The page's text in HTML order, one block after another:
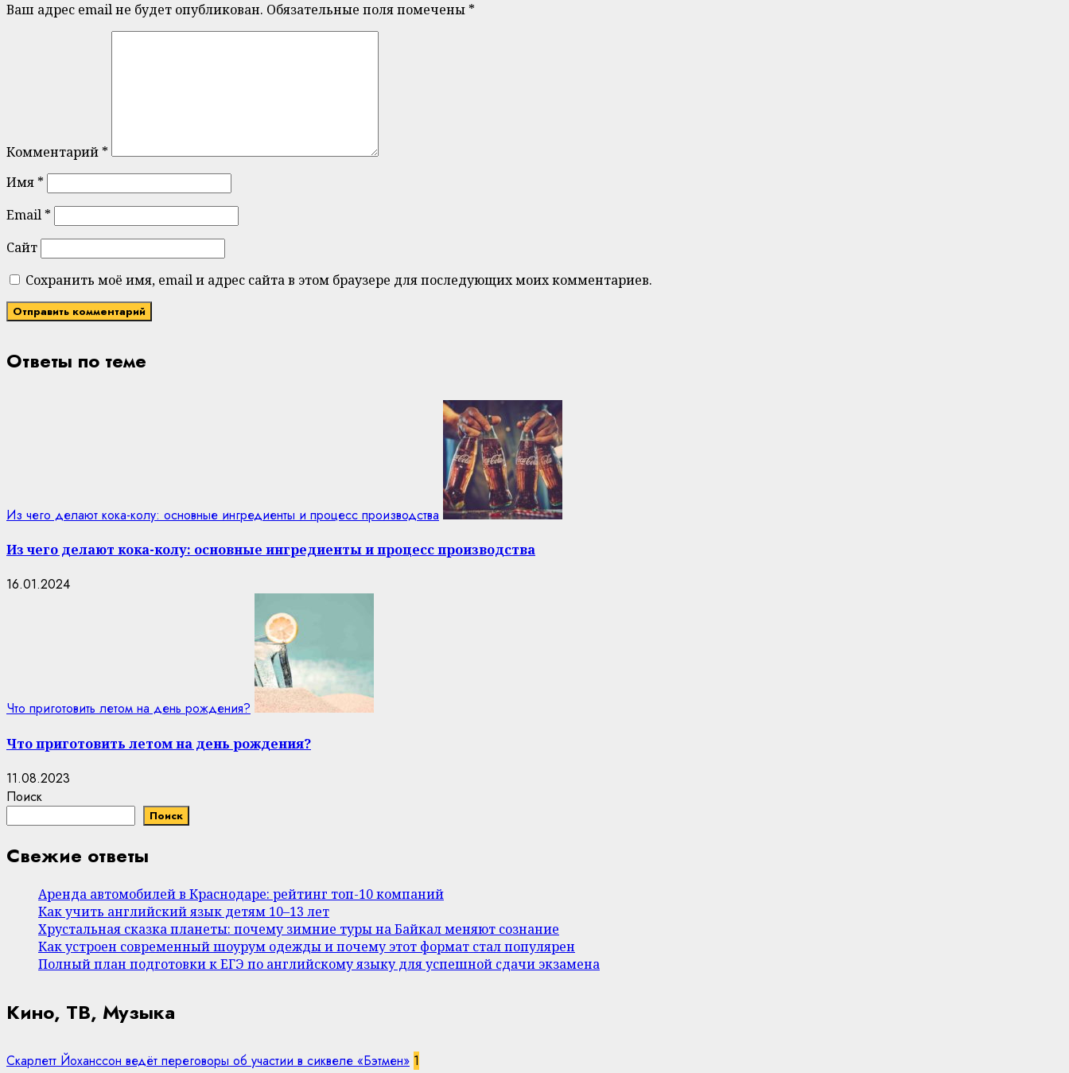
Ваш адрес email не будет опубликован. Обязательные поля помечены *
Комментарий *
Имя *
Email *
Сайт
Сохранить моё имя, email и адрес сайта в этом браузере для последующих моих комментариев.
Ответы по теме
Из чего делают кока-колу: основные ингредиенты и процесс производства
Из чего делают кока-колу: основные ингредиенты и процесс производства
16.01.2024
Что приготовить летом на день рождения?
Что приготовить летом на день рождения?
11.08.2023
Поиск
Поиск
Свежие ответы
Аренда автомобилей в Краснодаре: рейтинг топ-10 компаний
Как учить английский язык детям 10–13 лет
Хрустальная сказка планеты: почему зимние туры на Байкал меняют сознание
Как устроен современный шоурум одежды и почему этот формат стал популярен
Полный план подготовки к ЕГЭ по английскому языку для успешной сдачи экзамена
Кино, ТВ, Музыка
Скарлетт Йоханссон ведёт переговоры об участии в сиквеле «Бэтмен» 1